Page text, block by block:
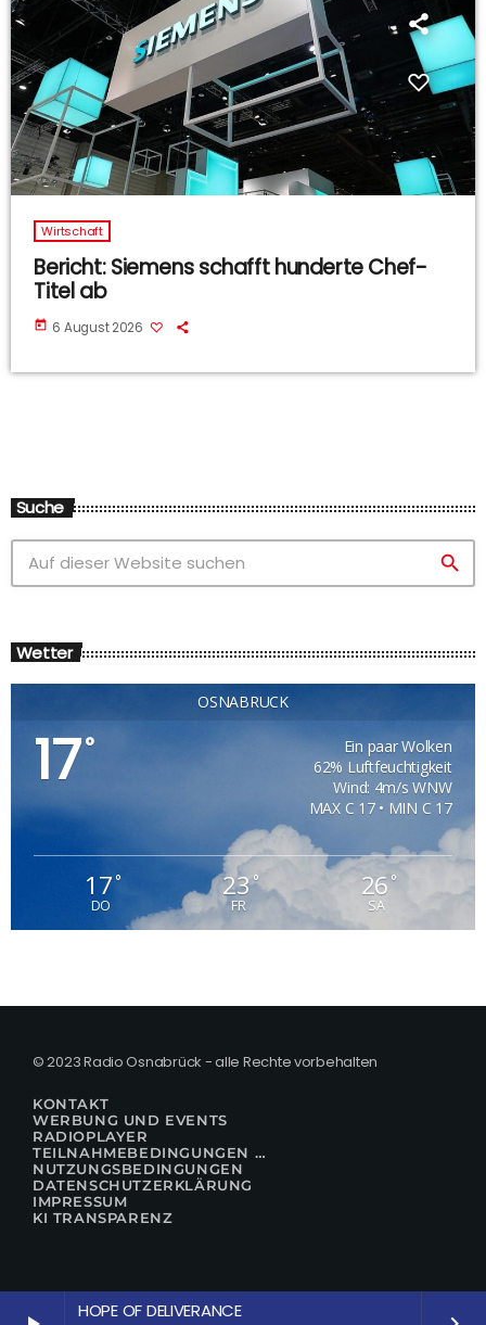
HOPE OF DELIVERANCE
Wirtschaft
Bericht: Siemens schafft hunderte Chef-
Titel ab
today 6 August 2026
Suche
search
Wetter
OSNABRÜCK
17°
Ein paar Wolken
62% Luftfeuchtigkeit
Wind: 4m/s WNW
MAX C 17 • MIN C 17
17°
DO
23°
FR
26°
SA
© 2023 Radio Osnabrück - alle Rechte vorbehalten
KONTAKT
WERBUNG UND EVENTS
RADIOPLAYER
TEILNAHMEBEDINGUNGEN FÜR GEWINNSPIELE
NUTZUNGSBEDINGUNGEN
DATENSCHUTZERKLÄRUNG
IMPRESSUM
KI TRANSPARENZ